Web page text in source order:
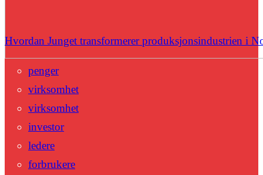
Hvordan Junget transformerer produksjonsindustrien i
penger
virksomhet
virksomhet
investor
ledere
forbrukere